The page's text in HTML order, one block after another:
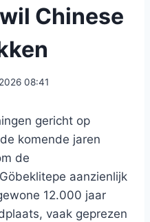
Chinese
08:41
gericht op
komende jaren
de
aanzienlijk
12.000 jaar
vaak geprezen